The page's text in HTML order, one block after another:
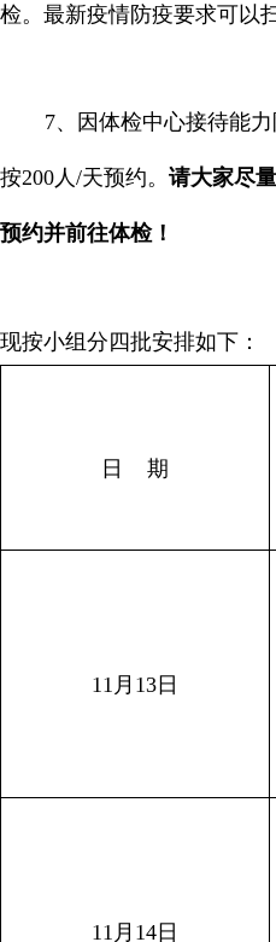
检。最新疫情防疫要求可以
7、因体检中心接待能
按200 人 /天预约。 请大家尽
预约并前往体检！
现按小组分四批安排如下：
日 期
11 月 13 日
11 月 14 日